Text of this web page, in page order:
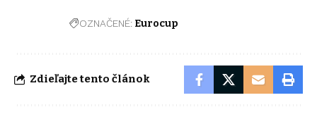
OZNAČENÉ: Eurocup
Zdieľajte tento článok